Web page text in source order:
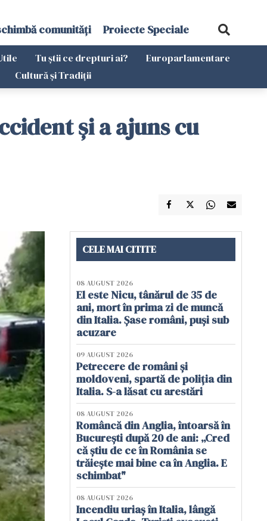
comunități Proiecte Speciale
Tu știi ce drepturi ai?
Europarlamentare
Cultură și Tradiții
și a ajuns cu
CELE MAI CITITE
08 AUGUST 2026
El este Nicu, tânărul de 35 de
ani, mort în prima zi de muncă
din Italia. Șase români, puși sub
acuzare
09 AUGUST 2026
Petrecere de români și
moldoveni, spartă de poliția din
Italia. S-a lăsat cu arestări
08 AUGUST 2026
Româncă din Anglia, întoarsă în
București după 20 de ani: „Cred
că știu de ce în România se
trăiește mai bine ca în Anglia. E
schimbat"
08 AUGUST 2026
Incendiu uriaș în Italia, lângă